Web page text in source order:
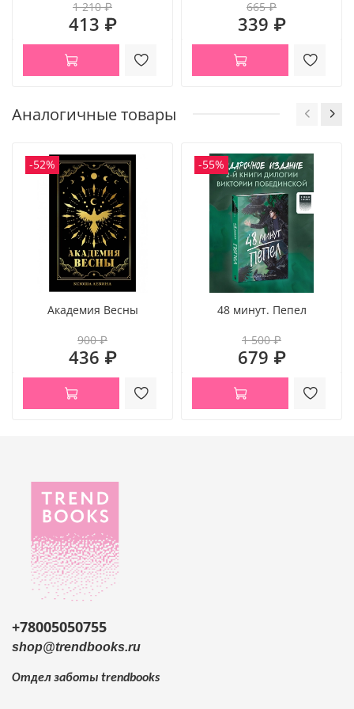
1 210 ₽
413 ₽
665 ₽
339 ₽
Аналогичные товары
-52%
Академия Весны
900 ₽
436 ₽
-55%
48 минут. Пепел
1 500 ₽
679 ₽
+78005050755
shop@trendbooks.ru
Отдел заботы trendbooks